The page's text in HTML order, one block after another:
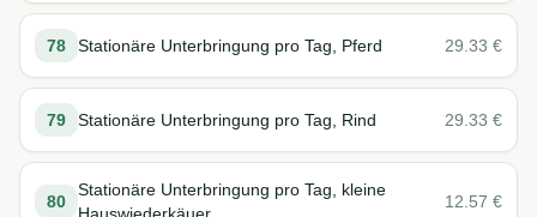
78 Stationäre Unterbringung pro Tag, Pferd 29.33 €
79 Stationäre Unterbringung pro Tag, Rind 29.33 €
80
Stationäre Unterbringung pro Tag, kleine
12.57 €